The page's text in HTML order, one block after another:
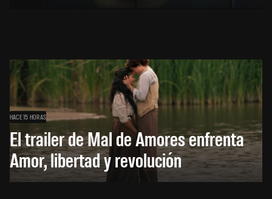
HACE 15 HORAS
El trailer de Mal de Amores enfrenta
Amor, libertad y revolución